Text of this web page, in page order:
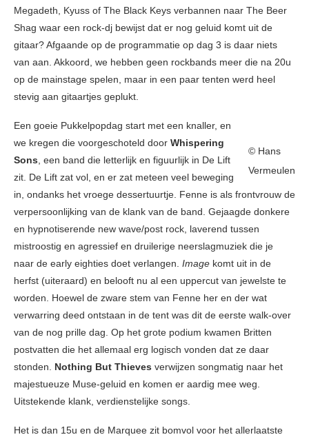
Megadeth, Kyuss of The Black Keys verbannen naar The Beer
Shag waar een rock-dj bewijst dat er nog geluid komt uit de
gitaar? Afgaande op de programmatie op dag 3 is daar niets
van aan. Akkoord, we hebben geen rockbands meer die na 20u
op de mainstage spelen, maar in een paar tenten werd heel
stevig aan gitaartjes geplukt.
© Hans
Vermeulen
Een goeie Pukkelpopdag start met een knaller, en
we kregen die voorgeschoteld door Whispering
Sons, een band die letterlijk en figuurlijk in De Lift
zit. De Lift zat vol, en er zat meteen veel beweging
in, ondanks het vroege dessertuurtje. Fenne is als frontvrouw de
verpersoonlijking van de klank van de band. Gejaagde donkere
en hypnotiserende new wave/post rock, laverend tussen
mistroostig en agressief en druilerige neerslagmuziek die je
naar de early eighties doet verlangen. Image komt uit in de
herfst (uiteraard) en belooft nu al een uppercut van jewelste te
worden. Hoewel de zware stem van Fenne her en der wat
verwarring deed ontstaan in de tent was dit de eerste walk-over
van de nog prille dag. Op het grote podium kwamen Britten
postvatten die het allemaal erg logisch vonden dat ze daar
stonden. Nothing But Thieves verwijzen songmatig naar het
majestueuze Muse-geluid en komen er aardig mee weg.
Uitstekende klank, verdienstelijke songs.
Het is dan 15u en de Marquee zit bomvol voor het allerlaatste